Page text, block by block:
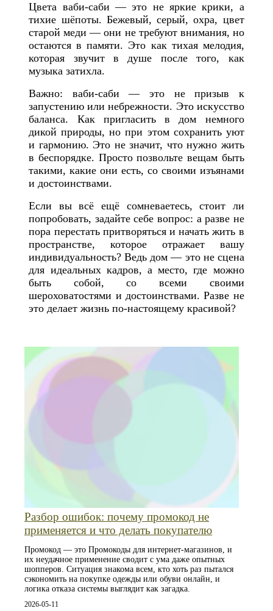
Цвета ваби-саби — это не яркие крики, а
тихие шёпоты. Бежевый, серый, охра, цвет
старой меди — они не требуют внимания, но
остаются в памяти. Это как тихая мелодия,
которая звучит в душе после того, как
музыка затихла.
Важно: ваби-саби — это не призыв к
запустению или небрежности. Это искусство
баланса. Как пригласить в дом немного
дикой природы, но при этом сохранить уют
и гармонию. Это не значит, что нужно жить
в беспорядке. Просто позвольте вещам быть
такими, какие они есть, со своими изъянами
и достоинствами.
Если вы всё ещё сомневаетесь, стоит ли
попробовать, задайте себе вопрос: а разве не
пора перестать притворяться и начать жить в
пространстве, которое отражает вашу
индивидуальность? Ведь дом — это не сцена
для идеальных кадров, а место, где можно
быть собой, со всеми своими
шероховатостями и достоинствами. Разве не
это делает жизнь по-настоящему красивой?
Разбор ошибок: почему промокод не
применяется и что делать покупателю
Промокод — это Промокоды для интернет-магазинов, и
их неудачное применение сводит с ума даже опытных
шопперов. Ситуация знакома всем, кто хоть раз пытался
сэкономить на покупке одежды или обуви онлайн, и
логика отказа системы выглядит как загадка.
2026-05-11